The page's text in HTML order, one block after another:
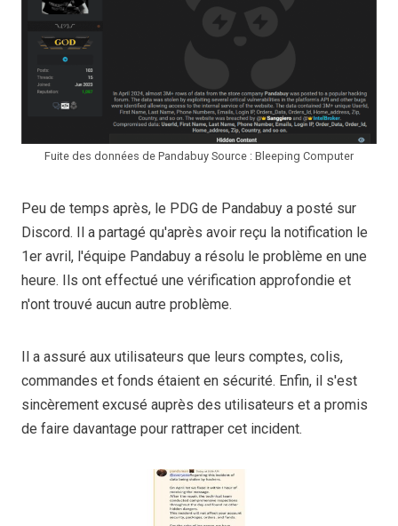
Fuite des données de Pandabuy Source : Bleeping Computer
Peu de temps après, le PDG de Pandabuy a posté sur
Discord. Il a partagé qu'après avoir reçu la notification le
1er avril, l'équipe Pandabuy a résolu le problème en une
heure. Ils ont effectué une vérification approfondie et
n'ont trouvé aucun autre problème.
Il a assuré aux utilisateurs que leurs comptes, colis,
commandes et fonds étaient en sécurité. Enfin, il s'est
sincèrement excusé auprès des utilisateurs et a promis
de faire davantage pour rattraper cet incident.